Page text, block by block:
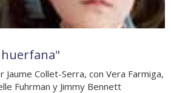
huerfana"
Jaume Collet-Serra, con Vera Farmiga,
Fuhrman y Jimmy Bennett